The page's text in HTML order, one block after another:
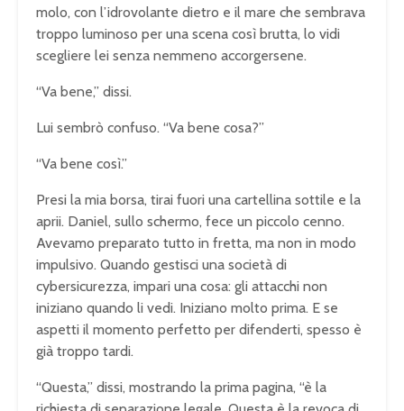
molo, con l’idrovolante dietro e il mare che sembrava
troppo luminoso per una scena così brutta, lo vidi
scegliere lei senza nemmeno accorgersene.
“Va bene,” dissi.
Lui sembrò confuso. “Va bene cosa?”
“Va bene così.”
Presi la mia borsa, tirai fuori una cartellina sottile e la
aprii. Daniel, sullo schermo, fece un piccolo cenno.
Avevamo preparato tutto in fretta, ma non in modo
impulsivo. Quando gestisci una società di
cybersicurezza, impari una cosa: gli attacchi non
iniziano quando li vedi. Iniziano molto prima. E se
aspetti il momento perfetto per difenderti, spesso è
già troppo tardi.
“Questa,” dissi, mostrando la prima pagina, “è la